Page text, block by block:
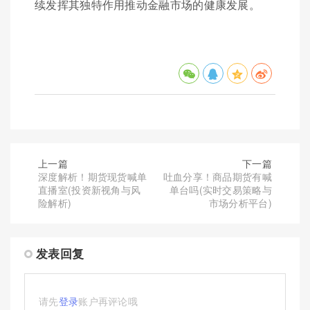
续发挥其独特作用推动金融市场的健康发展。
上一篇
深度解析！期货现货喊单
直播室(投资新视角与风
险解析)
下一篇
吐血分享！商品期货有喊
单台吗(实时交易策略与
市场分析平台)
发表回复
请先登录账户再评论哦